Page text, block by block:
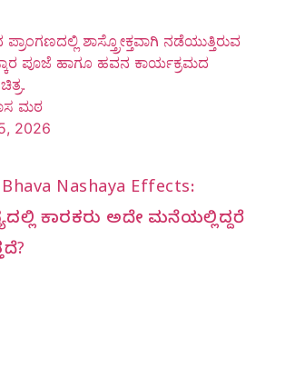
ಪ್ರಾಂಗಣದಲ್ಲಿ ಶಾಸ್ತ್ರೋಕ್ತವಾಗಿ ನಡೆಯುತ್ತಿರುವ
ಪೂಜೆ ಹಾಗೂ ಹವನ ಕಾರ್ಯಕ್ರಮದ
ಮಠ
2026
Nashaya Effects:
ಕಾರಕರು ಅದೇ ಮನೆಯಲ್ಲಿದ್ದರೆ